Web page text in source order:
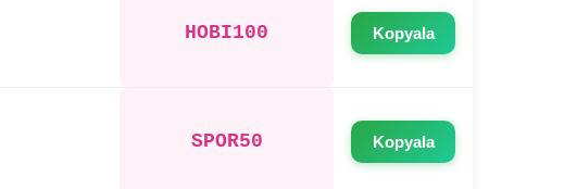
HOBI100 Kopyala
SPOR50 Kopyala